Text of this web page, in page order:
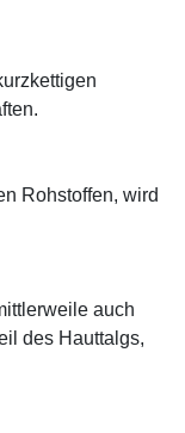
Rohstoffen, wird
auch
des Hauttalgs,